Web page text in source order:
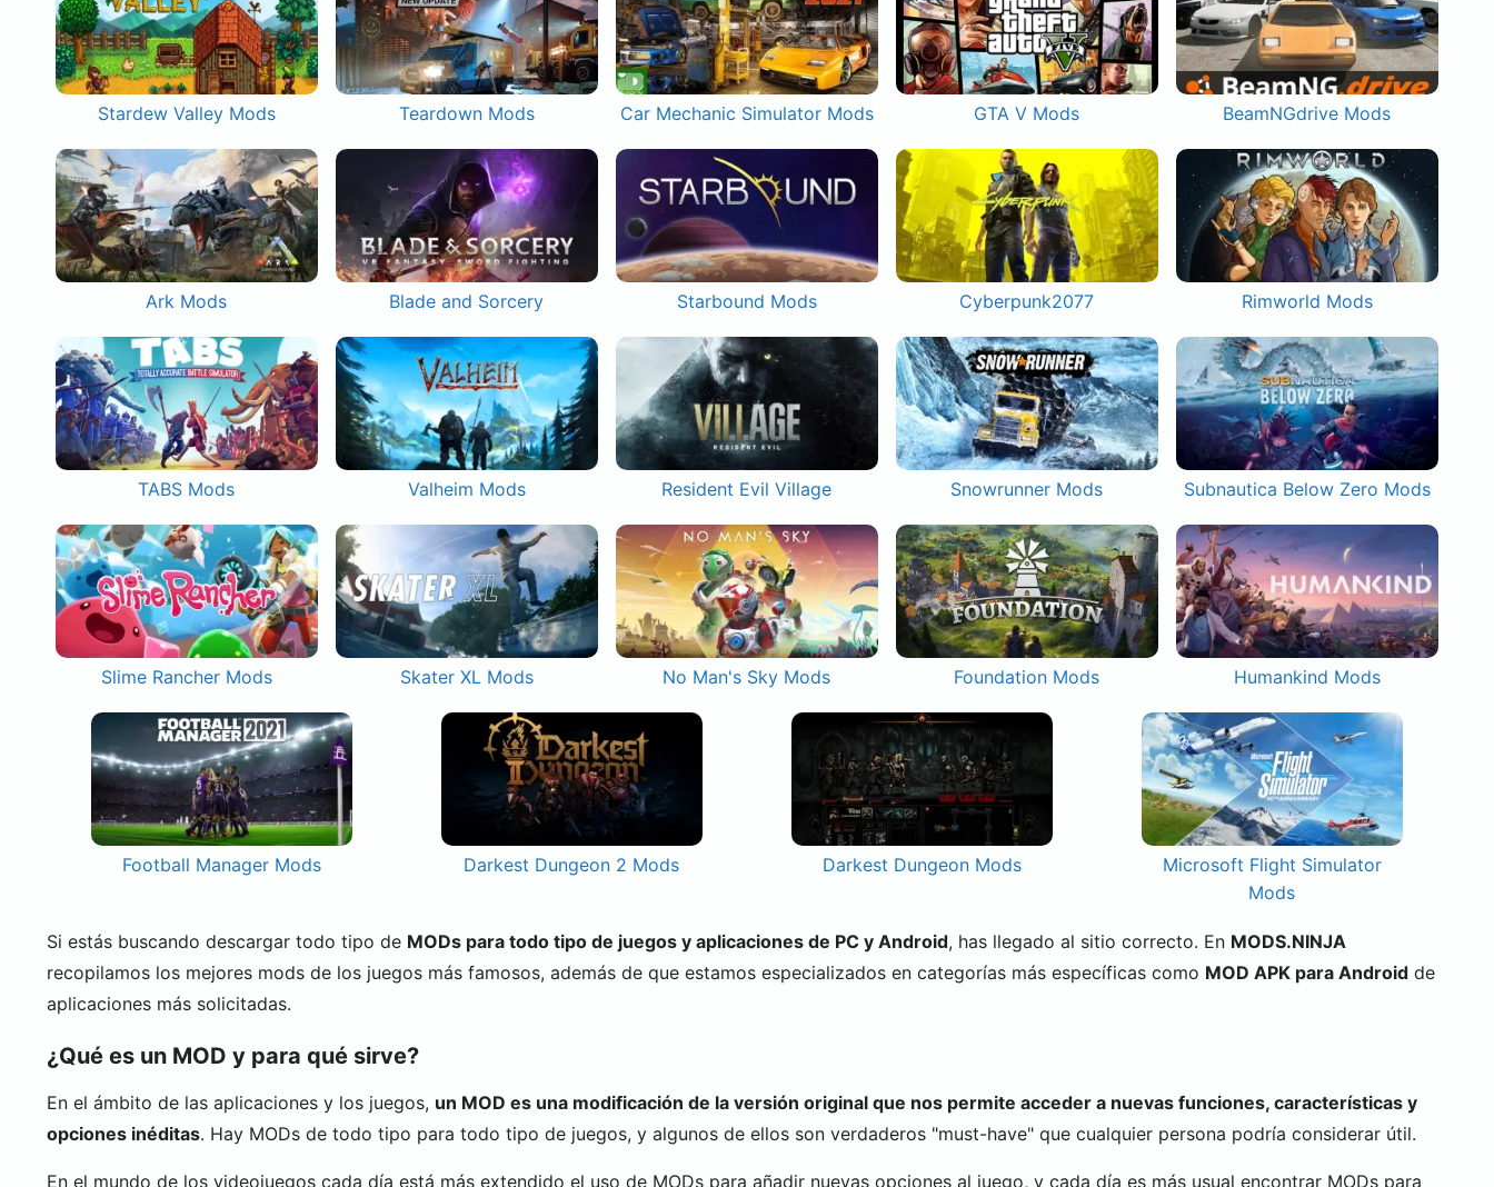
Stardew Valley Mods Teardown Mods Car Mechanic Simulator Mods GTA V Mods BeamNGdrive Mods
Ark Mods Blade and Sorcery Starbound Mods Cyberpunk2077 Rimworld Mods
TABS Mods Valheim Mods Resident Evil Village Snowrunner Mods Subnautica Below Zero Mods
Slime Rancher Mods Skater XL Mods No Man's Sky Mods Foundation Mods Humankind Mods
Football Manager Mods Darkest Dungeon 2 Mods Darkest Dungeon Mods
Microsoft Flight Simulator
Mods
Si estás buscando descargar todo tipo de MODs para todo tipo de juegos y aplicaciones de PC y Android, has llegado al sitio correcto. En MODS.NINJA
recopilamos los mejores mods de los juegos más famosos, además de que estamos especializados en categorías más específicas como MOD APK para Android de
aplicaciones más solicitadas.
¿Qué es un MOD y para qué sirve?
En el ámbito de las aplicaciones y los juegos, un MOD es una modificación de la versión original que nos permite acceder a nuevas funciones, características y
opciones inéditas. Hay MODs de todo tipo para todo tipo de juegos, y algunos de ellos son verdaderos "must-have" que cualquier persona podría considerar útil.
En el mundo de los videojuegos cada día está más extendido el uso de MODs para añadir nuevas opciones al juego, y cada día es más usual encontrar MODs para